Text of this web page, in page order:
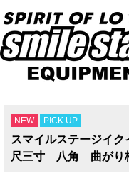
NEW PICK UP
スマイルステージイ
尺三寸 八角 曲がり